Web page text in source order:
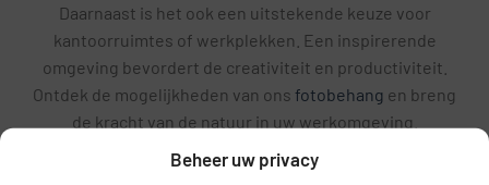
Beheer uw privacy
Daarnaast is het ook een uitstekende keuze voor
kantoorruimtes of werkplekken. Een inspirerende
omgeving bevordert de creativiteit en productiviteit.
Ontdek de mogelijkheden van ons fotobehang en breng
de kracht van de natuur in uw werkomgeving.
Materiaal en printkwaliteit